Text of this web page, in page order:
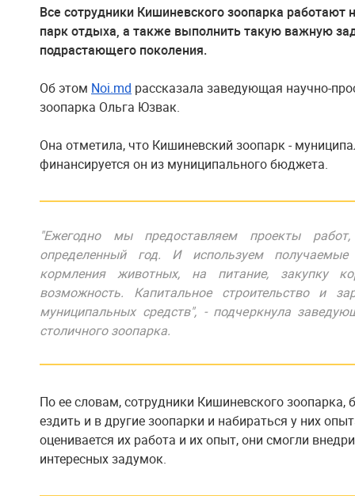
Все сотрудники Кишиневского зоопарка работают
парк отдыха, а также выполнить такую важную
подрастающего поколения.
Об этом Noi.md рассказала заведующая научно-
зоопарка Ольга Юзвак.
Она отметила, что Кишиневский зоопарк -
финансируется он из муниципального бюджета.
"Ежегодно мы предоставляем проекты
определенный год. И используем
кормления животных, на питание, закупку
возможность. Капитальное строительство и
муниципальных средств", - подчеркнула
столичного зоопарка.
По ее словам, сотрудники Кишиневского зоопарка,
ездить и в другие зоопарки и набираться у них
оценивается их работа и их опыт, они смогли
интересных задумок.